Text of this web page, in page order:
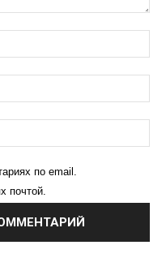
по email.
почтой.